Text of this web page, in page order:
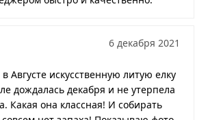
6 декабря 2021
Августе искусственную литую елку
дождалась декабря и не утерпела
Какая она классная! И собирать